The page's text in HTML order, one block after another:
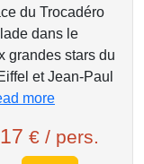
du Trocadéro
dans le
grandes stars du
et Jean-Paul
more
17 € / pers.